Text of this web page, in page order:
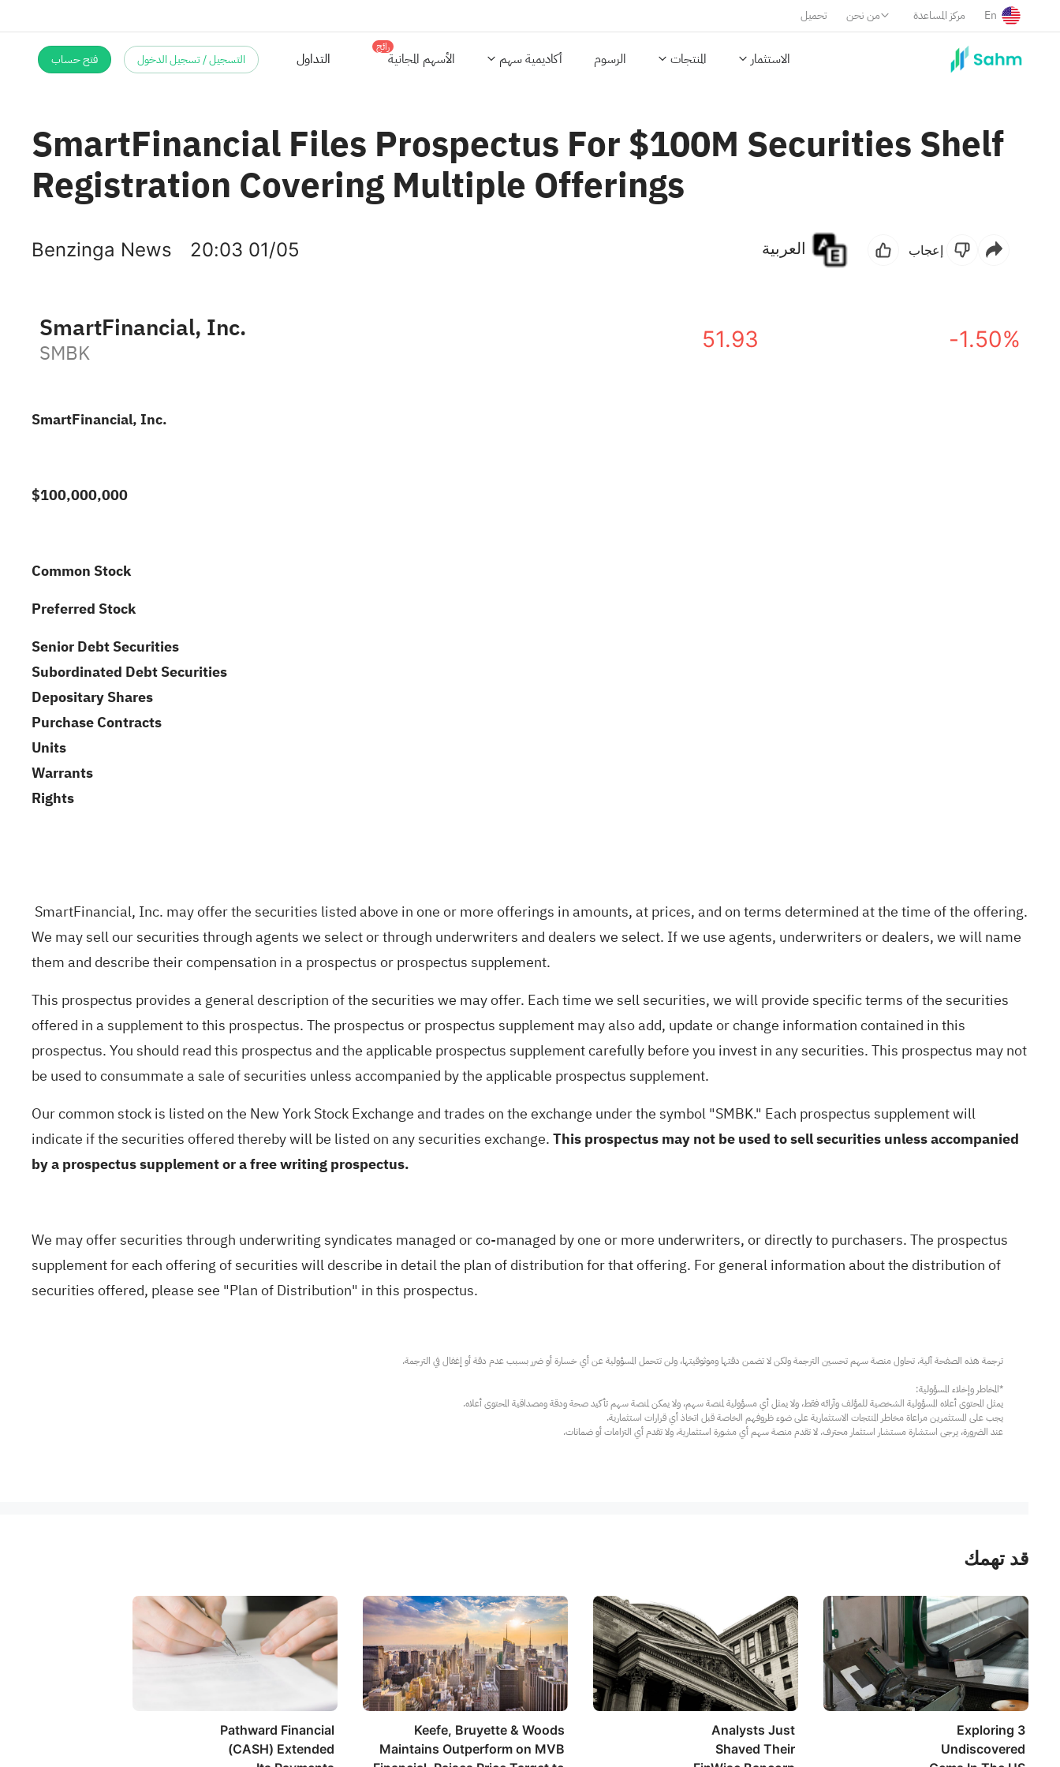
تحميل من نحن مركز المساعدة En
الاستثمار المنتجات الرسوم أكاديمية سهم الأسهم المجانية
رائج
التسجيل / تسجيل الدخول فتح حساب
SmartFinancial Files Prospectus For $100M Securities Shelf
Registration Covering Multiple Offerings
Benzinga News 20:03 01/05 إعجاب
SmartFinancial, Inc.
SMBK 51.93 -1.50%
SmartFinancial, Inc.
$100,000,000
Common Stock
Preferred Stock
Senior Debt Securities
Subordinated Debt Securities
Depositary Shares
Purchase Contracts
Units
Warrants
Rights
SmartFinancial, Inc. may offer the securities listed above in one or more offerings in amounts, at prices, and on terms determined at the time of the offering.
We may sell our securities through agents we select or through underwriters and dealers we select. If we use agents, underwriters or dealers, we will name
them and describe their compensation in a prospectus or prospectus supplement.
This prospectus provides a general description of the securities we may offer. Each time we sell securities, we will provide specific terms of the securities
offered in a supplement to this prospectus. The prospectus or prospectus supplement may also add, update or change information contained in this
prospectus. You should read this prospectus and the applicable prospectus supplement carefully before you invest in any securities. This prospectus may not
be used to consummate a sale of securities unless accompanied by the applicable prospectus supplement.
Our common stock is listed on the New York Stock Exchange and trades on the exchange under the symbol "SMBK." Each prospectus supplement will
indicate if the securities offered thereby will be listed on any securities exchange.This prospectus may not be used to sell securities unless accompanied
by a prospectus supplement or a free writing prospectus.
We may offer securities through underwriting syndicates managed or co-managed by one or more underwriters, or directly to purchasers. The prospectus
supplement for each offering of securities will describe in detail the plan of distribution for that offering. For general information about the distribution of
securities offered, please see "Plan of Distribution" in this prospectus.
عند الضرورة، يرجى استشارة مستشار استثمار محترف. لا تقدم منصة سهم أي مشورة استثمارية، ولا تقدم أي التزامات أو ضمانات.
قد تهمك
Exploring 3
Undiscovered
Analysts Just
Shaved Their
Keefe, Bruyette & Woods
Maintains Outperform on MVB
Pathward Financial
(CASH) Extended